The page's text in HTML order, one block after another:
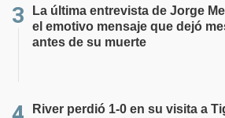
La última entrevista de Jorge
el emotivo mensaje que dejó
antes de su muerte
River perdió 1-0 en su visita a